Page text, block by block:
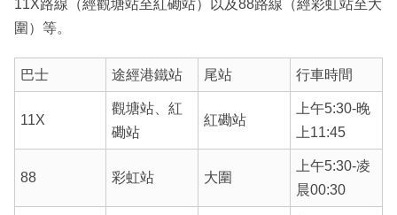
11X路線（經觀塘站至紅磡站）以及88路線（經彩虹站至大
圍）等。
巴士 途經港鐵站 尾站 行車時間
11X
觀塘站、紅
磡站
紅磡站
上午5:30-晚
上11:45
88 彩虹站 大圍
上午5:30-凌
晨00:30